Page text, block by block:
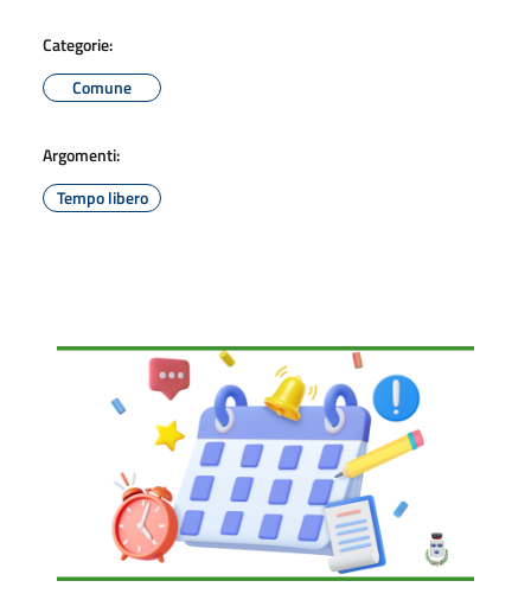
Categorie:
Comune
Argomenti:
Tempo libero